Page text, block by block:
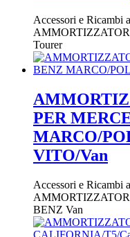
Accessori e Ricambi
Tourer
PER
MARCO/
VITO/Van
Accessori e Ricambi
BENZ Van